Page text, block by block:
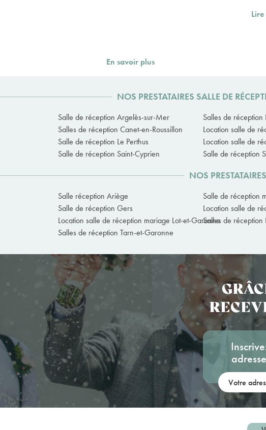
En savoir plus
NOS PRESTATAIRES SALLE DE
Salle de réception Argelès-sur-Mer Salles de
Salles de réception Canet-en-Roussillon
Location salle de
Salle de réception Le Perthus
Location salle de
Salle de réception Saint-Cyprien
Salle de réception
NOS
Salle réception Ariège Salle de réception
Salle de réception Gers
Location salle de
Location salle de réception mariage Lot-et-GaronneSalles de réception
Salles de réception Tarn-et-Garonne
Votre adresse